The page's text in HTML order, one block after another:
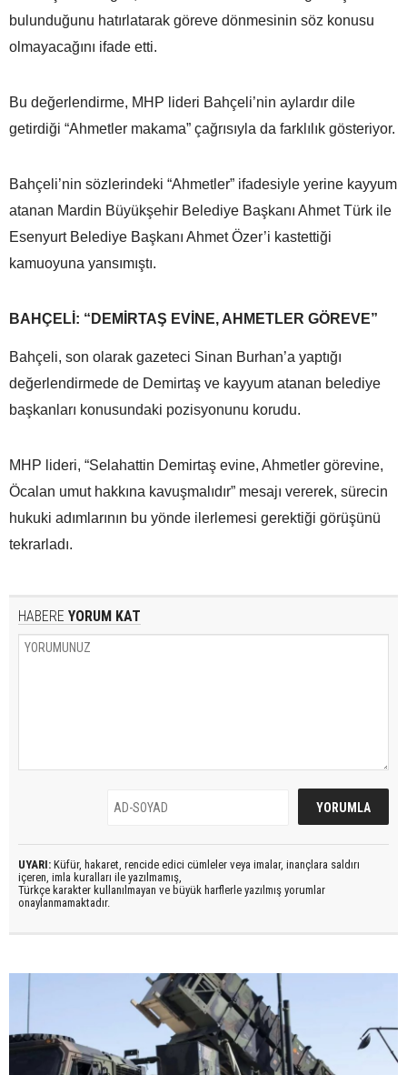
bulunduğunu hatırlatarak göreve dönmesinin söz konusu
olmayacağını ifade etti.
Bu değerlendirme, MHP lideri Bahçeli’nin aylardır dile
getirdiği “Ahmetler makama” çağrısıyla da farklılık gösteriyor.
Bahçeli’nin sözlerindeki “Ahmetler” ifadesiyle yerine kayyum
atanan Mardin Büyükşehir Belediye Başkanı Ahmet Türk ile
Esenyurt Belediye Başkanı Ahmet Özer’i kastettiği
kamuoyuna yansımıştı.
BAHÇELİ: “DEMİRTAŞ EVİNE, AHMETLER GÖREVE”
Bahçeli, son olarak gazeteci Sinan Burhan’a yaptığı
değerlendirmede de Demirtaş ve kayyum atanan belediye
başkanları konusundaki pozisyonunu korudu.
MHP lideri, “Selahattin Demirtaş evine, Ahmetler görevine,
Öcalan umut hakkına kavuşmalıdır” mesajı vererek, sürecin
hukuki adımlarının bu yönde ilerlemesi gerektiği görüşünü
tekrarladı.
HABERE YORUM KAT
UYARI: Küfür, hakaret, rencide edici cümleler veya imalar, inançlara saldırı
içeren, imla kuralları ile yazılmamış,
Türkçe karakter kullanılmayan ve büyük harflerle yazılmış yorumlar
onaylanmamaktadır.